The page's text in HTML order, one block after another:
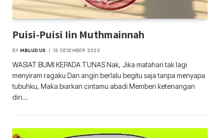
Puisi-Puisi Iin Muthmainnah
BY MBLUDUS 18 DESEMBER 2022
WASIAT BUMI KEPADA TUNAS Nak, Jika matahari tak lagi
menyiram ragaku Dan angin berlalu begitu saja tanpa menyapa
tubuhku, Maka biarkan cintamu abadi Memberi ketenangan
diri…